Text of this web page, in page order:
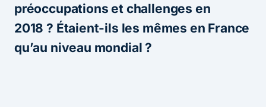
préoccupations et challenges en
2018 ? Étaient-ils les mêmes en France
qu’au niveau mondial ?